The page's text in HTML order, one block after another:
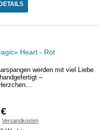
Heart - Rot
werden mit viel Liebe
–
Versandkosten